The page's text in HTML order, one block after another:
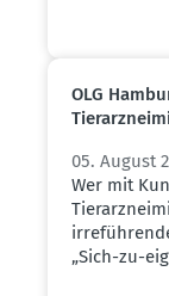
OLG
05. August
Wer mit
„Sich-zu-